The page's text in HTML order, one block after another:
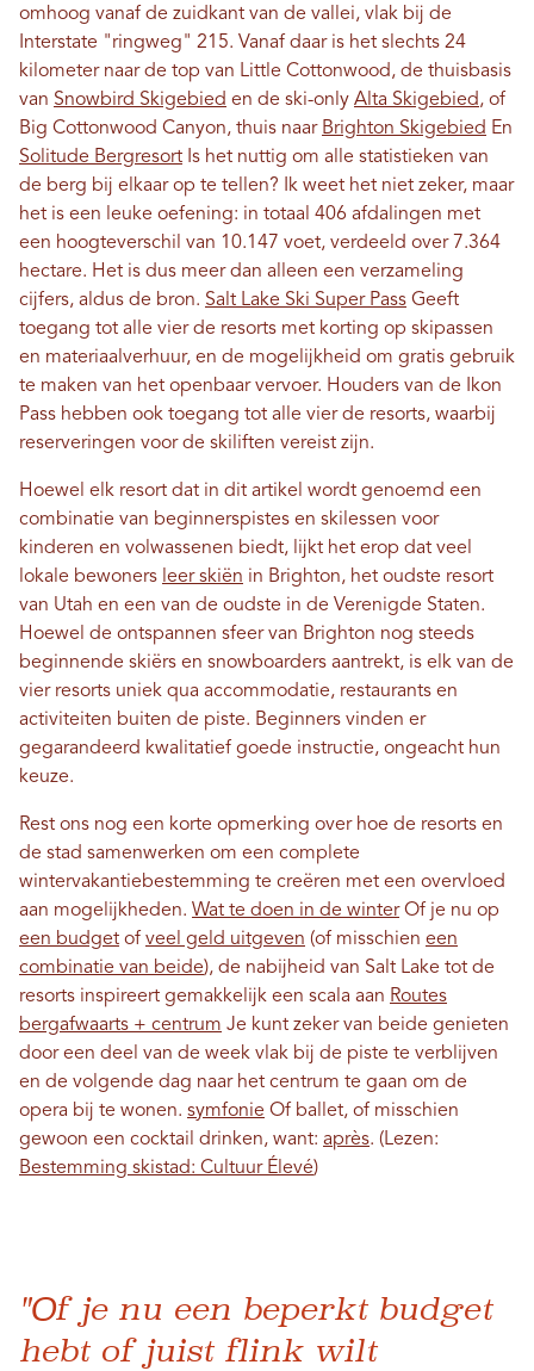
omhoog vanaf de zuidkant van de vallei, vlak bij de
Interstate "ringweg" 215. Vanaf daar is het slechts 24
kilometer naar de top van Little Cottonwood, de thuisbasis
van Snowbird Skigebied en de ski-only Alta Skigebied, of
Big Cottonwood Canyon, thuis naar Brighton Skigebied En
Solitude Bergresort Is het nuttig om alle statistieken van
de berg bij elkaar op te tellen? Ik weet het niet zeker, maar
het is een leuke oefening: in totaal 406 afdalingen met
een hoogteverschil van 10.147 voet, verdeeld over 7.364
hectare. Het is dus meer dan alleen een verzameling
cijfers, aldus de bron. Salt Lake Ski Super Pass Geeft
toegang tot alle vier de resorts met korting op skipassen
en materiaalverhuur, en de mogelijkheid om gratis gebruik
te maken van het openbaar vervoer. Houders van de Ikon
Pass hebben ook toegang tot alle vier de resorts, waarbij
reserveringen voor de skiliften vereist zijn.
Hoewel elk resort dat in dit artikel wordt genoemd een
combinatie van beginnerspistes en skilessen voor
kinderen en volwassenen biedt, lijkt het erop dat veel
lokale bewoners leer skiën in Brighton, het oudste resort
van Utah en een van de oudste in de Verenigde Staten.
Hoewel de ontspannen sfeer van Brighton nog steeds
beginnende skiërs en snowboarders aantrekt, is elk van de
vier resorts uniek qua accommodatie, restaurants en
activiteiten buiten de piste. Beginners vinden er
gegarandeerd kwalitatief goede instructie, ongeacht hun
keuze.
Rest ons nog een korte opmerking over hoe de resorts en
de stad samenwerken om een ​​complete
wintervakantiebestemming te creëren met een overvloed
aan mogelijkheden. Wat te doen in de winterOf je nu op
een budget of veel geld uitgeven (of misschien een
combinatie van beide), de nabijheid van Salt Lake tot de
resorts inspireert gemakkelijk een scala aan Routes
bergafwaarts + centrum Je kunt zeker van beide genieten
door een deel van de week vlak bij de piste te verblijven
en de volgende dag naar het centrum te gaan om de
opera bij te wonen. symfonie Of ballet, of misschien
gewoon een cocktail drinken, want: après. (Lezen:
Bestemming skistad: Cultuur Élevé)
"Of je nu een beperkt budget
hebt of juist flink wilt